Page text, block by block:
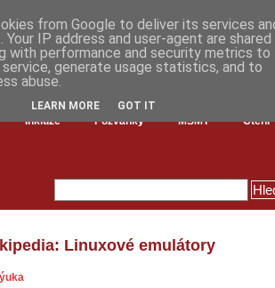
Inkluze Pozvánky MŠMT Čtení
Linuxové emulátory
from Google to deliver its services
IP address and user-agent are shared
with performance and security metrics to
generate usage statistics, and to
abuse.
LEARN MORE GOT IT